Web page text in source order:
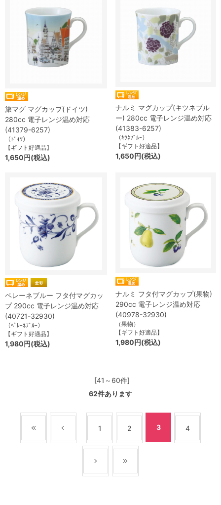
旅マグ マグカップ(ドイツ)
280cc 電子レンジ温め対応
(41379-6257)
（ﾄﾞｲﾂ）
【ギフト好適品】
1,650円(税込)
ナルミ マグカップ(キツネブル
ー) 280cc 電子レンジ温め対応
(41383-6257)
（ｷﾂﾈﾌﾞﾙｰ）
【ギフト好適品】
1,650円(税込)
ペレーネブルー フタ付マグカッ
プ 290cc 電子レンジ温め対応
(40721-32930)
（ﾍﾟﾚｰﾈﾌﾞﾙｰ）
【ギフト好適品】
1,980円(税込)
ナルミ フタ付マグカップ(果物)
290cc 電子レンジ温め対応
(40978-32930)
（果物）
【ギフト好適品】
1,980円(税込)
[41～60件]
62件あります
1 2 3 4